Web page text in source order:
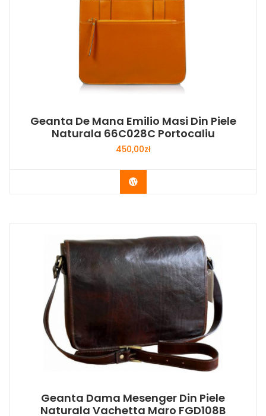
Geanta De Mana Emilio Masi Din Piele
Naturala 66C028C Portocaliu
450,00zł
Buy Now
Geanta Dama Mesenger Din Piele
Naturala Vachetta Maro FGD108B